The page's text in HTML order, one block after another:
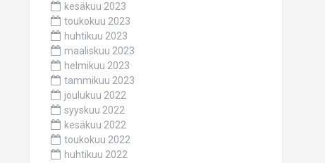
kesäkuu 2023
toukokuu 2023
huhtikuu 2023
maaliskuu 2023
helmikuu 2023
tammikuu 2023
joulukuu 2022
syyskuu 2022
kesäkuu 2022
toukokuu 2022
huhtikuu 2022